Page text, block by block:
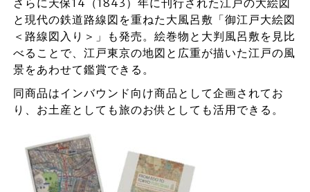
と現代の鉄道路線図を重ねた大風呂敷「御江戸大絵図
＜路線図入り＞」も発売。絵巻物と大判風呂敷を見比
べることで、江戸東京の地図と広重が描いた江戸の風
景をあわせて鑑賞できる。
同商品はインバウンド向け商品として企画されてお
り、お土産としても旅のお供としても活用できる。